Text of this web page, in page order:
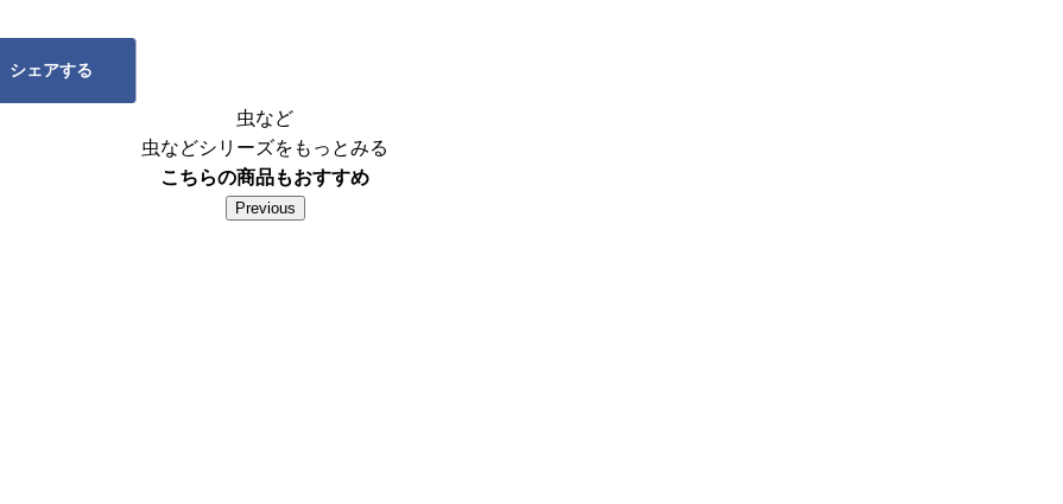
シェアする
虫など
虫などシリーズをもっとみる
こちらの商品もおすすめ
Previous